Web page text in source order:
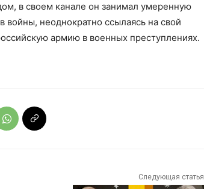
в своем канале он занимал умеренную
войны, неоднократно ссылаясь на свой
армию в военных преступлениях.
Следующая статья